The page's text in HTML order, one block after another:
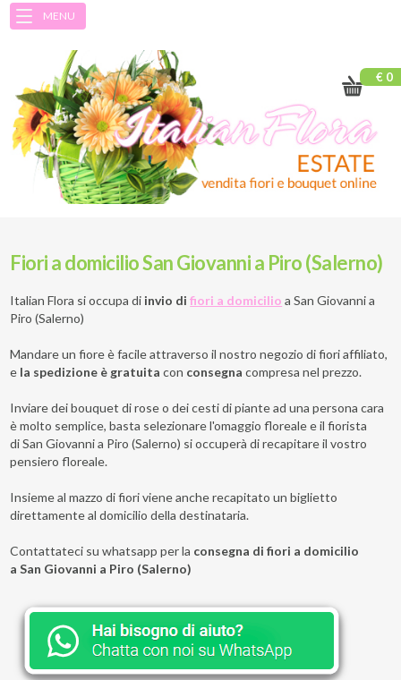
MENU
€ 0
Fiori a domicilio San Giovanni a Piro (Salerno)
Italian Flora si occupa di invio difiori a domicilio a San Giovanni a
Piro (Salerno)
Mandare un fiore è facile attraverso il nostro negozio di fiori affiliato,
e la spedizione è gratuita con consegna compresa nel prezzo.
Inviare dei bouquet di rose o dei cesti di piante ad una persona cara
è molto semplice, basta selezionare l'omaggio floreale e il fiorista
di San Giovanni a Piro (Salerno) si occuperà di recapitare il vostro
pensiero floreale.
Insieme al mazzo di fiori viene anche recapitato un biglietto
direttamente al domicilio della destinataria.
Contattateci su whatsapp per la consegna di fiori a domicilio
a San Giovanni a Piro (Salerno)